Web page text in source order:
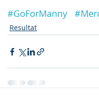
#GoForManny
Resultat